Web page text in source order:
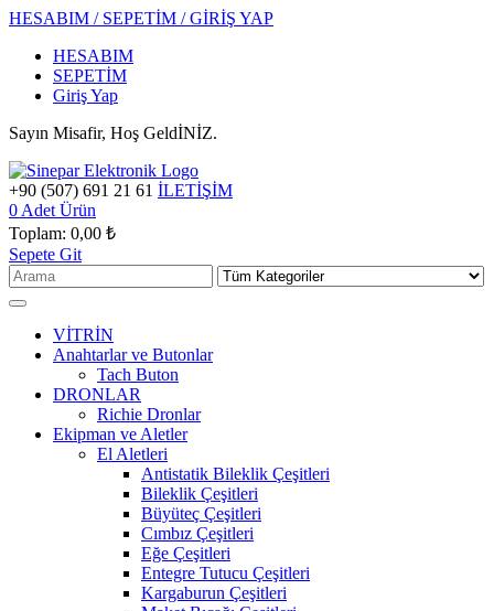
HESABIM / SEPETİM / GİRİŞ YAP
HESABIM
SEPETİM
Giriş Yap
Sayın Misafir, Hoş GeldİNİZ.
+90 (507) 691 21 61 İLETİŞİM
0 Adet Ürün
Toplam: 0,00 ₺
Sepete Git
VİTRİN
Anahtarlar ve Butonlar
Tach Buton
DRONLAR
Richie Dronlar
Ekipman ve Aletler
El Aletleri
Antistatik Bileklik Çeşitleri
Bileklik Çeşitleri
Büyüteç Çeşitleri
Cımbız Çeşitleri
Eğe Çeşitleri
Entegre Tutucu Çeşitleri
Kargaburun Çeşitleri